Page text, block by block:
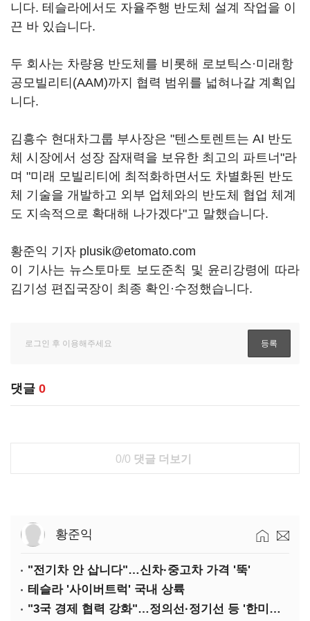
니다. 테슬라에서도 자율주행 반도체 설계 작업을 이
끈 바 있습니다.
두 회사는 차량용 반도체를 비롯해 로보틱스·미래항
공모빌리티(AAM)까지 협력 범위를 넓혀나갈 계획입
니다.
김흥수 현대차그룹 부사장은 "텐스토렌트는 AI 반도
체 시장에서 성장 잠재력을 보유한 최고의 파트너"라
며 "미래 모빌리티에 최적화하면서도 차별화된 반도
체 기술을 개발하고 외부 업체와의 반도체 협업 체계
도 지속적으로 확대해 나가겠다"고 말했습니다.
황준익 기자 plusik@etomato.com
이 기사는 뉴스토마토 보도준칙 및 윤리강령에 따라
김기성 편집국장이 최종 확인·수정했습니다.
댓글 0
0/0 댓글 더보기
황준익
"전기차 안 삽니다"…신차·중고차 가격 '뚝'
테슬라 '사이버트럭' 국내 상륙
"3국 경제 협력 강화"…정의선·정기선 등 '한미일 경제대화' 참석